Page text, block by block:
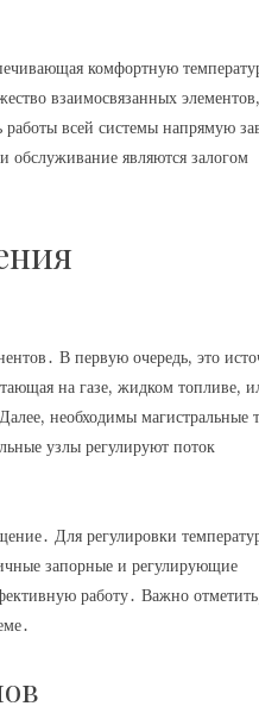
комфортную
взаимосвязанных элементов,
всей системы напрямую
обслуживание являются залогом
В первую очередь, это
на газе, жидком топливе,
необходимы магистральные
узлы регулируют поток
Для регулировки
запорные и регулирующие
работу․ Важно